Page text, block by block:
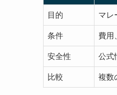
目的 マレ
条件 費用
安全性 公式
比較 複数